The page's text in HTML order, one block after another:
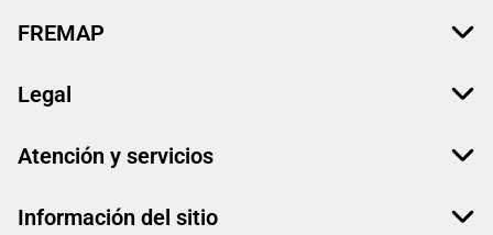
FREMAP
Legal
Atención y servicios
Información del sitio